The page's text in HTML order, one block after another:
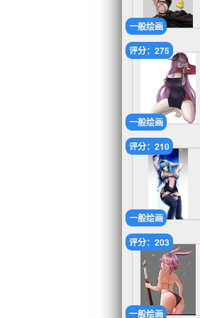
一般绘画
一般绘画
评分：275
一般绘画
评分：210
一般绘画
评分：203